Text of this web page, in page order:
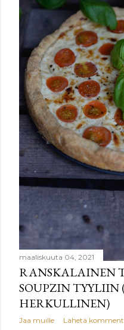
maaliskuuta 04, 2021
RANSKALAINEN
SOUPZIN TYYLIIN
HERKULLINEN)
Jaa muille Lähetä